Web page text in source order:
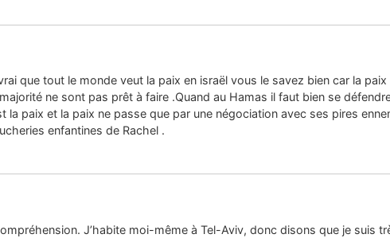
que tout le monde veut la paix en israël vous le savez bien car la
ne sont pas prêt à faire .Quand au Hamas il faut bien se
la paix et la paix ne passe que par une négociation avec ses pires
enfantines de Rachel .
J’habite moi-même à Tel-Aviv, donc disons que je suis